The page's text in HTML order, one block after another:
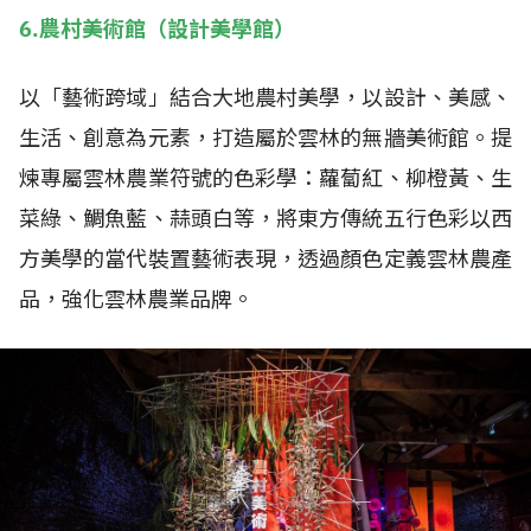
6.農村美術館（設計美學館）
以「藝術跨域」結合大地農村美學，以設計、美感、
生活、創意為元素，打造屬於雲林的無牆美術館。提
煉專屬雲林農業符號的色彩學：蘿蔔紅、柳橙黃、生
菜綠、鯛魚藍、蒜頭白等，將東方傳統五行色彩以西
方美學的當代裝置藝術表現，透過顏色定義雲林農產
品，強化雲林農業品牌。